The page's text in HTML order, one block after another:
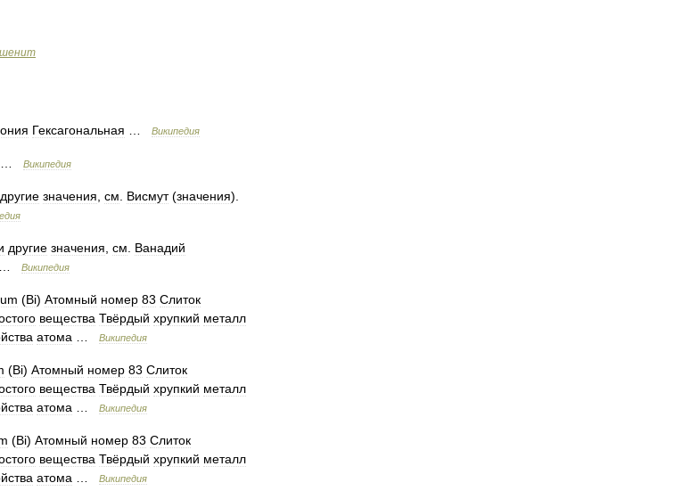
Гексагональная Википедия
… Википедия
другие значения см Висмут(значения).
другие значения см
Ванадий
Википедия
(Bi) Атомный номер 83 Слиток
вещества Твёрдый хрупкий металл
атома Википедия
(Bi) Атомный номер 83 Слиток
вещества Твёрдый хрупкий металл
атома Википедия
(Bi) Атомный номер 83 Слиток
вещества Твёрдый хрупкий металл
атома Википедия